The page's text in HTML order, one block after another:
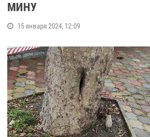
МИНУ
15 января 2024, 12:09